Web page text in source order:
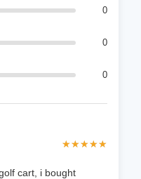
0
0
0
★★★★★
★★★★★
cart, i bought